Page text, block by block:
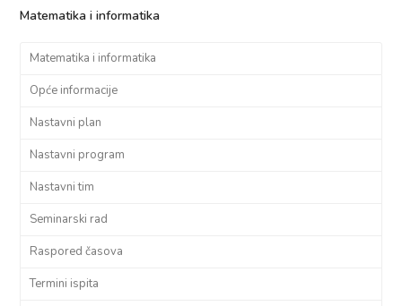
Matematika i informatika
Matematika i informatika
Opće informacije
Nastavni plan
Nastavni program
Nastavni tim
Seminarski rad
Raspored časova
Termini ispita